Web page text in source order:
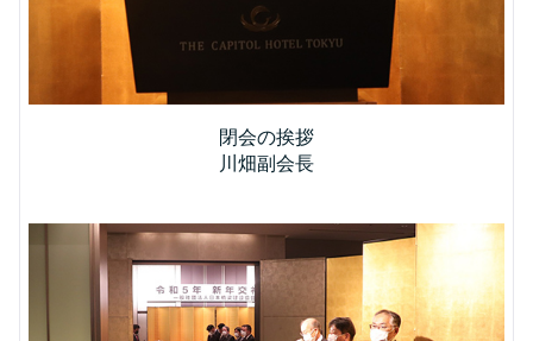
閉会の挨拶
川畑副会長